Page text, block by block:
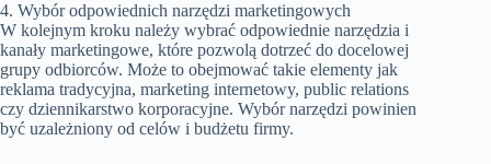
4. Wybór odpowiednich narzędzi marketingowych
W kolejnym kroku należy wybrać odpowiednie narzędzia i
kanały marketingowe, które pozwolą dotrzeć do docelowej
grupy odbiorców. Może to obejmować takie elementy jak
reklama tradycyjna, marketing internetowy, public relations
czy dziennikarstwo korporacyjne. Wybór narzędzi powinien
być uzależniony od celów i budżetu firmy.